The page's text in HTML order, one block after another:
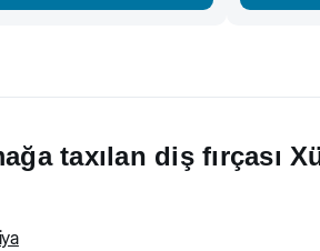
taxılan diş fırçası